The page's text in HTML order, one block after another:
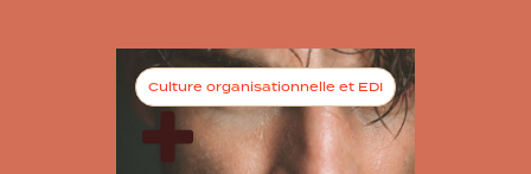
Culture organisationnelle et EDI